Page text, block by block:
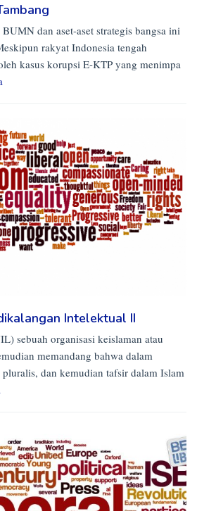
dan aset-aset strategis bangsa ini
rakyat Indonesia tengah
kasus korupsi E-KTP yang menimpa
Intelektual II
sebuah organisasi keislaman atau
memandang bahwa dalam
dan kemudian tafsir dalam Islam